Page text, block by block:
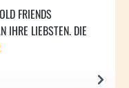
FRIENDS
IHRE LIEBSTEN. DIE